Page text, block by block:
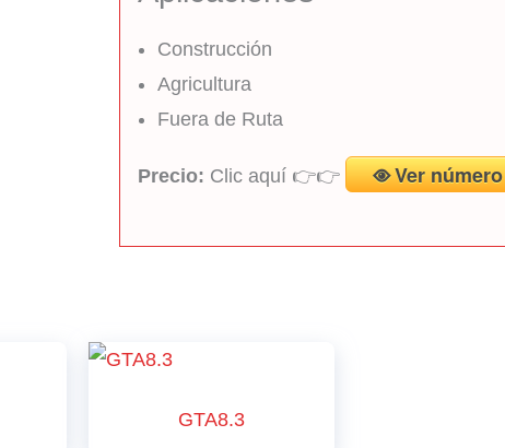
Construcción
Agricultura
Fuera de Ruta
Precio: Clic aquí 👉👉 Ver número
GTA8.3